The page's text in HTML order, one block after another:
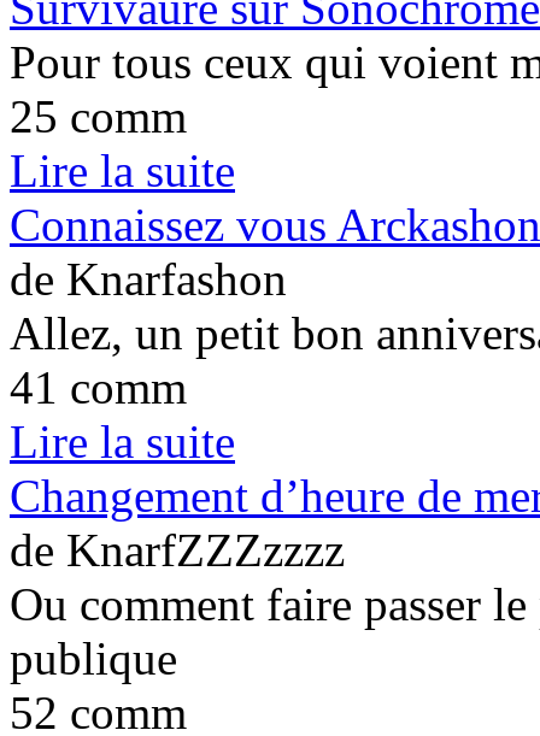
Pour tous ceux qui voient
25 comm
Lire la suite
Connaissez vous
de Knarfashon
Allez, un petit bon
41 comm
Lire la suite
Changement d’heure de
de KnarfZZZzzzz
Ou comment faire passer
publique
52 comm